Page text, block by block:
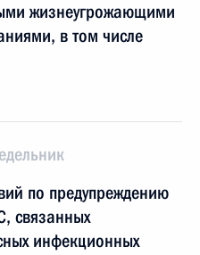
жизнеугрожающими
в том числе
по предупреждению
связанных
инфекционных